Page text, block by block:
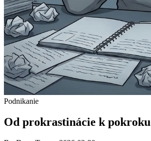
Podnikanie
Od prokrastinácie k